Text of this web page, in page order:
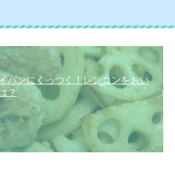
パンにくっつく！レンコンをおい
？